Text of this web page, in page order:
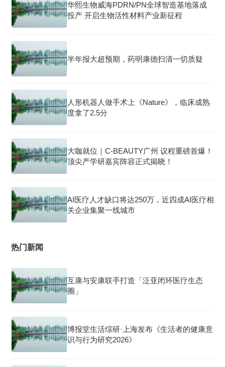
华熙生物威海PDRN/PN全球智造基地落成
投产 开启生物活性材料产业新征程
半年报大超预期，药明康德扫清一切质疑
人形机器人做手术上《Nature》，临床成熟
度拿了2.5分
大咖就位｜C-BEAUTY广州 议程重磅首爆！
顶尖产学研嘉宾阵容正式揭晓！
AI医疗人才缺口将达250万，近四成AI医疗相
关企业集聚一线城市
热门新闻
互康与安康联手打造「泛亚闭环医疗生态
圈」
博报堂生活综研·上海发布《生活者的健康意
识与行为研究2026》